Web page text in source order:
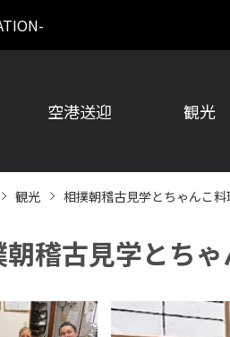
空港送迎 観光
観光 相撲朝稽古見学とちゃんこ
稽古見学とち